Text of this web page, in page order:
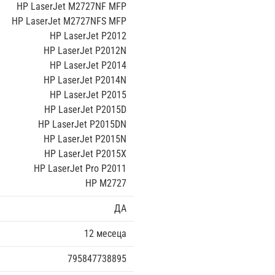
HP LaserJet M2727NF MFP
HP LaserJet M2727NFS MFP
HP LaserJet P2012
HP LaserJet P2012N
HP LaserJet P2014
HP LaserJet P2014N
HP LaserJet P2015
HP LaserJet P2015D
HP LaserJet P2015DN
HP LaserJet P2015N
HP LaserJet P2015X
HP LaserJet Pro P2011
HP M2727
ДА
12 месеца
795847738895